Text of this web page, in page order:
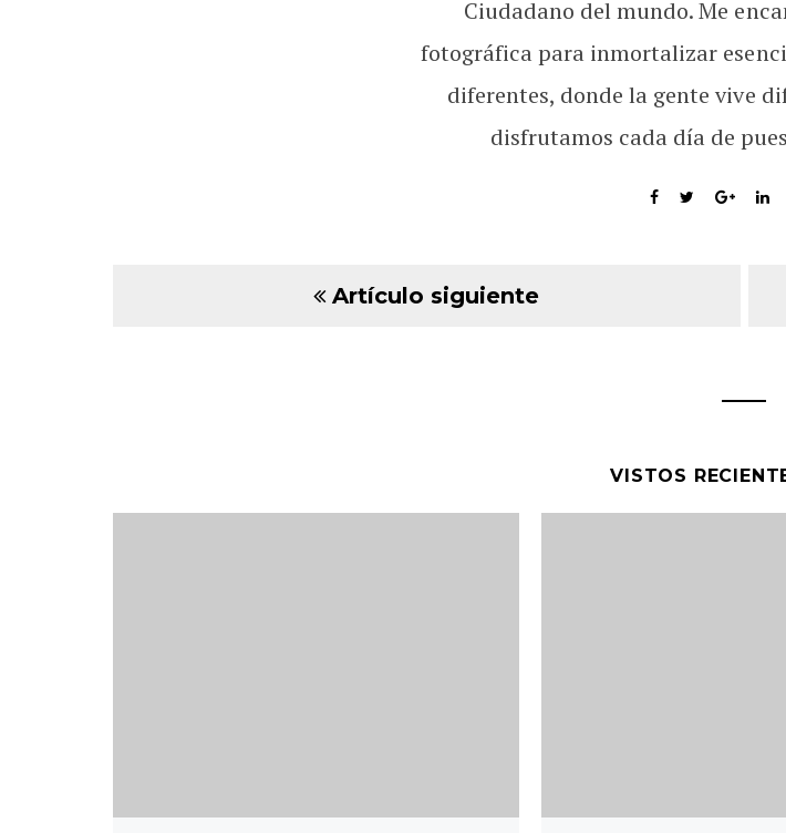
Ciudadano del mundo. Me
fotográfica para inmortalizar
diferentes, donde la gente vive
disfrutamos cada día de
Artículo siguiente
VISTOS